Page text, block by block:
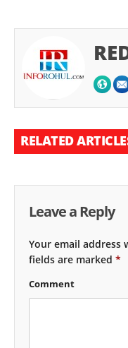
RELATED
Leave a Reply
Your email address
fields are marked *
Comment